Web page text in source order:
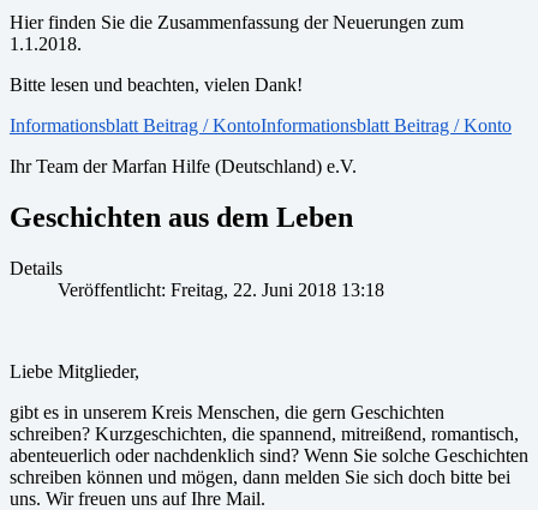
Hier finden Sie die Zusammenfassung der Neuerungen zum
1.1.2018.
Bitte lesen und beachten, vielen Dank!
Informationsblatt Beitrag / KontoInformationsblatt Beitrag / Konto
Ihr Team der Marfan Hilfe (Deutschland) e.V.
Geschichten aus dem Leben
Details
Veröffentlicht: Freitag, 22. Juni 2018 13:18
Liebe Mitglieder,
gibt es in unserem Kreis Menschen, die gern Geschichten
schreiben? Kurzgeschichten, die spannend, mitreißend, romantisch,
abenteuerlich oder nachdenklich sind? Wenn Sie solche Geschichten
schreiben können und mögen, dann melden Sie sich doch bitte bei
uns. Wir freuen uns auf Ihre Mail.